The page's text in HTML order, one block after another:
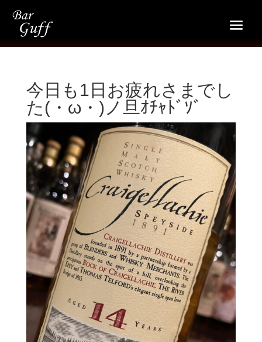
今日も1日お疲れさまでし
た(・ω・)ノ旦ｵﾁｬﾄﾞｿﾞ